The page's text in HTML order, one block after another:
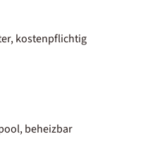
kostenpflichtig
beheizbar